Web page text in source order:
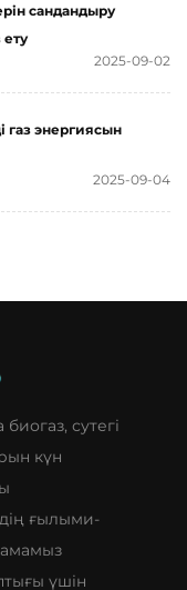
сандандыру
2025-09-02
газ энергиясын
2025-09-04
сутегі
күн
ғылыми-
үшін